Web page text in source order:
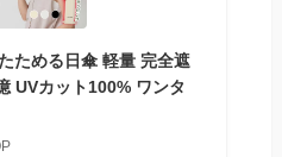
ためる日傘 軽量 完全遮
UVカット100% ワンタ